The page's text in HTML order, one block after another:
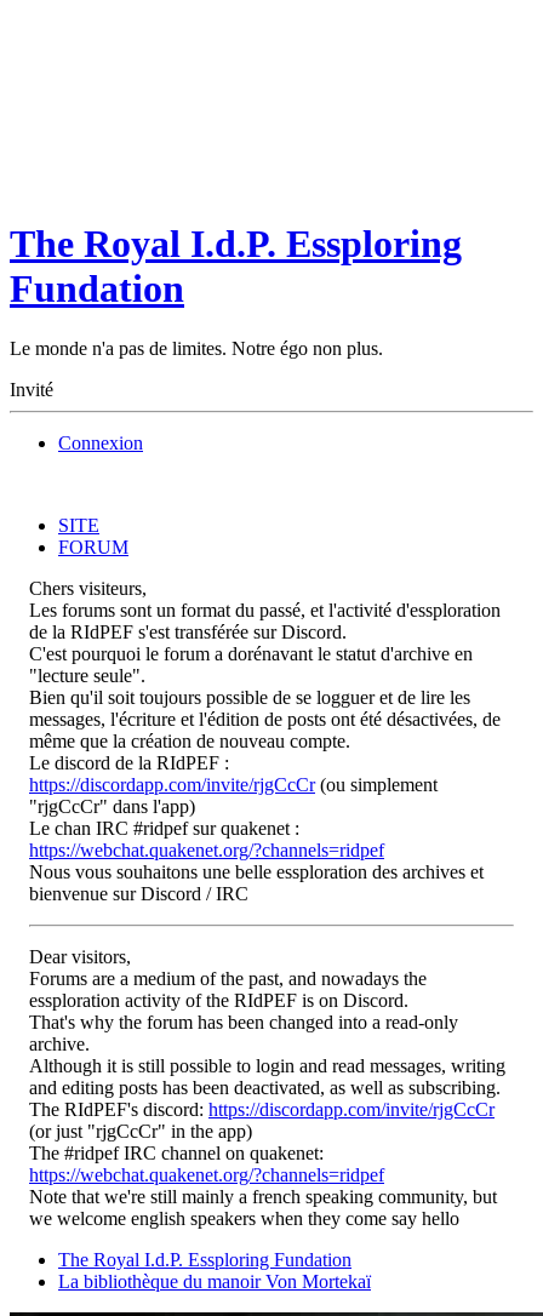
The Royal I.d.P. Essploring
Fundation
Le monde n'a pas de limites. Notre égo non plus.
Invité
Connexion
SITE
FORUM
Chers visiteurs,
Les forums sont un format du passé, et l'activité d'essploration
de la RIdPEF s'est transférée sur Discord.
C'est pourquoi le forum a dorénavant le statut d'archive en
"lecture seule".
Bien qu'il soit toujours possible de se logguer et de lire les
messages, l'écriture et l'édition de posts ont été désactivées, de
même que la création de nouveau compte.
Le discord de la RIdPEF :
https://discordapp.com/invite/rjgCcCr(ou simplement
"rjgCcCr" dans l'app)
Le chan IRC #ridpef sur quakenet :
https://webchat.quakenet.org/?channels=ridpef
Nous vous souhaitons une belle essploration des archives et
bienvenue sur Discord / IRC
Dear visitors,
Forums are a medium of the past, and nowadays the
essploration activity of the RIdPEF is on Discord.
That's why the forum has been changed into a read-only
archive.
Although it is still possible to login and read messages, writing
and editing posts has been deactivated, as well as subscribing.
The RIdPEF's discord: https://discordapp.com/invite/rjgCcCr
(or just "rjgCcCr" in the app)
The #ridpef IRC channel on quakenet:
https://webchat.quakenet.org/?channels=ridpef
Note that we're still mainly a french speaking community, but
we welcome english speakers when they come say hello
The Royal I.d.P. Essploring Fundation
La bibliothèque du manoir Von Mortekaï